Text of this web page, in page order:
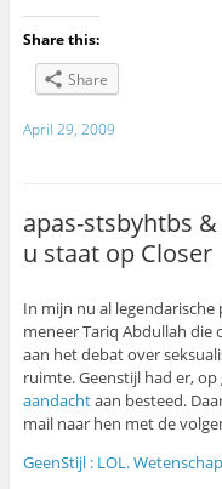
Share this:
Share
April 29, 2009
apas-stsbyhtbs
u staat op Closer
In mijn nu al
meneer Tariq Abdullah die
aan het debat over
ruimte. Geenstijl had er, op
aandachtaan besteed.
mail naar hen met de
GeenStijl : LOL.